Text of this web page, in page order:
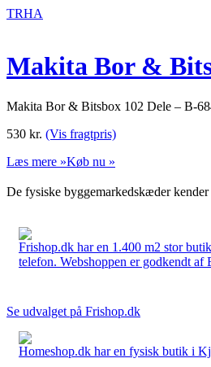
TRHA
Makita Bor &
Makita Bor & Bitsbox 102 Dele – B-
530 kr. (Vis fragtpris)
Læs mere »Køb nu »
De fysiske byggemarkedskæder kender
Frishop.dk har en 1.400 m2 stor
telefon. Webshoppen er godkendt
Se udvalget på Frishop.dk
Homeshop.dk har en fysisk butik i